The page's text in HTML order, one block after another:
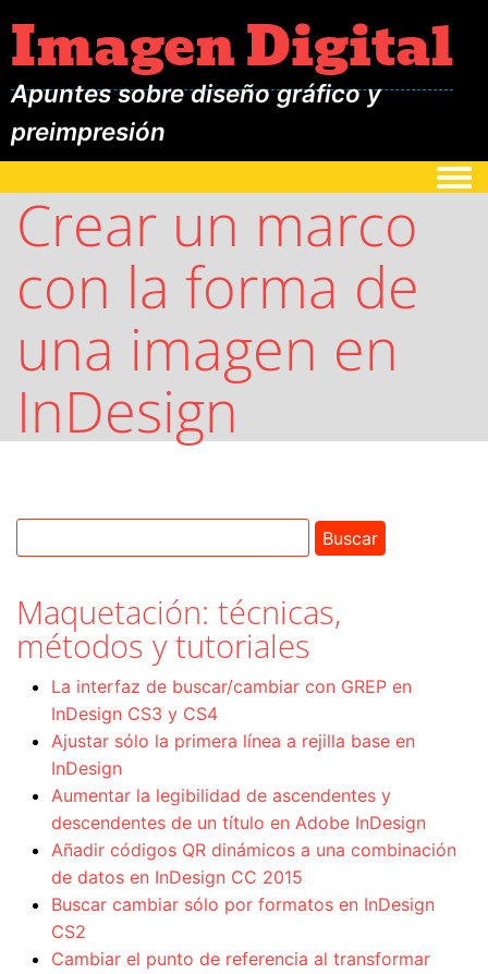
Imagen Digital
Apuntes sobre diseño gráfico y
preimpresión
Crear un marco
con la forma de
una imagen en
InDesign
Maquetación: técnicas,
métodos y tutoriales
La interfaz de buscar/cambiar con GREP en
InDesign CS3 y CS4
Ajustar sólo la primera línea a rejilla base en
InDesign
Aumentar la legibilidad de ascendentes y
descendentes de un título en Adobe InDesign
Añadir códigos QR dinámicos a una combinación
de datos en InDesign CC 2015
Buscar cambiar sólo por formatos en InDesign
CS2
Cambiar el punto de referencia al transformar